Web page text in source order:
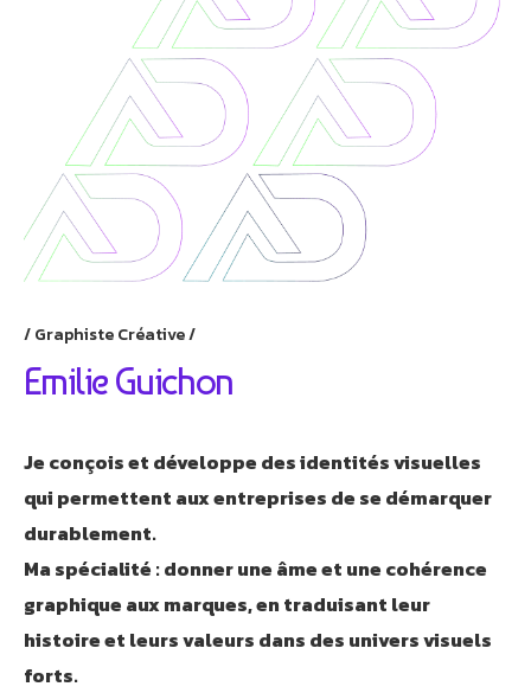
Graphiste Créative
Emilie Guichon
Je conçois et développe des identités visuelles
qui permettent aux entreprises de se démarquer
durablement.
Ma spécialité : donner une âme et une cohérence
graphique aux marques, en traduisant leur
histoire et leurs valeurs dans des univers visuels
forts.
Athobot Assistant IA